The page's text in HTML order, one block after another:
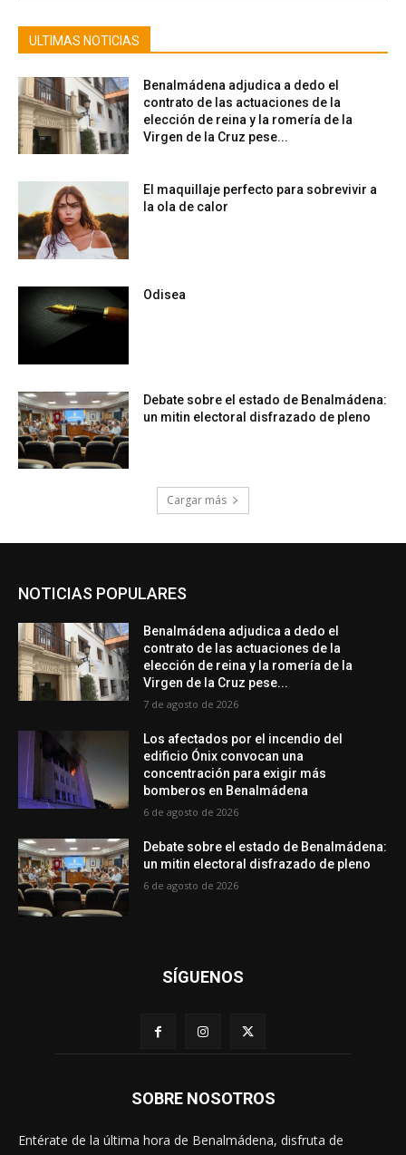
ULTIMAS NOTICIAS
Benalmádena adjudica a dedo el
contrato de las actuaciones de la
elección de reina y la romería de la
Virgen de la Cruz pese...
El maquillaje perfecto para sobrevivir a
la ola de calor
Odisea
Debate sobre el estado de Benalmádena:
un mitin electoral disfrazado de pleno
Cargar más
NOTICIAS POPULARES
Benalmádena adjudica a dedo el
contrato de las actuaciones de la
elección de reina y la romería de la
Virgen de la Cruz pese...
7 de agosto de 2026
Los afectados por el incendio del
edificio Ónix convocan una
concentración para exigir más
bomberos en Benalmádena
6 de agosto de 2026
Debate sobre el estado de Benalmádena:
un mitin electoral disfrazado de pleno
6 de agosto de 2026
SÍGUENOS
SOBRE NOSOTROS
Entérate de la última hora de Benalmádena, disfruta de